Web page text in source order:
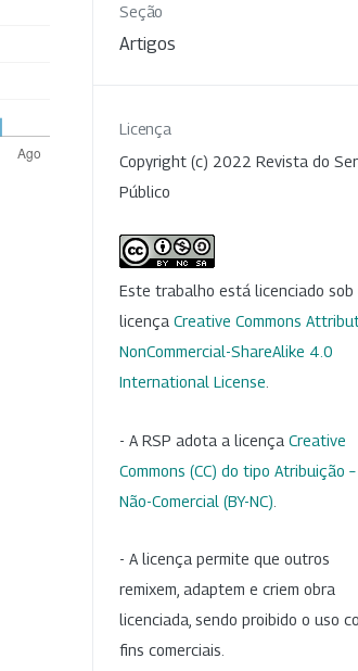
Seção
Artigos
Licença
Copyright (c) 2022 Revista do
Público
Este trabalho está licenciado sob
licença Creative Commons
NonCommercial-ShareAlike 4.0
International License
- A RSP adota a licença Creative
Commons (CC) do tipo Atribuição –
Não-Comercial (BY-NC)
- A licença permite que outros
remixem, adaptem e criem obra
licenciada, sendo proibido o uso
fins comerciais.